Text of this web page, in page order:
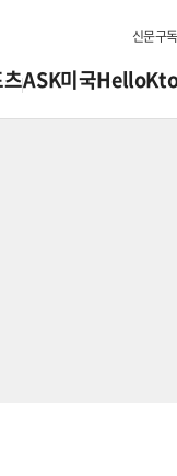
신문구독
ASK미국